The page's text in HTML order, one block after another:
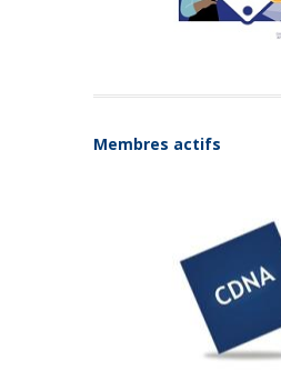
Membres actifs